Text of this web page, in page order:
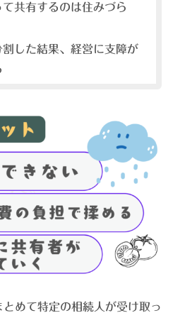
共有するのは住みづら
した結果、経営に支障が
めて特定の相続人が受け取っ